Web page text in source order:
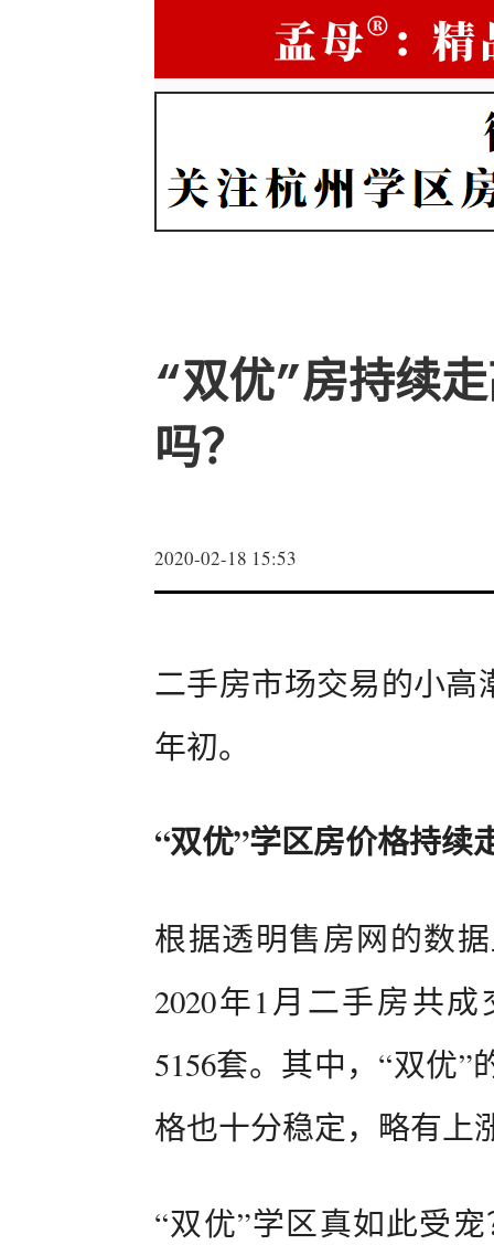
“双优”房持续
吗？
2020-02-18 15:53
二手房市场交易的小高
年初。
“双优”学区房价格持续
根据透明售房网的数
2020年1月二手房共
5156套。其中，“双优
格也十分稳定，略有上
“双优”学区真如此受